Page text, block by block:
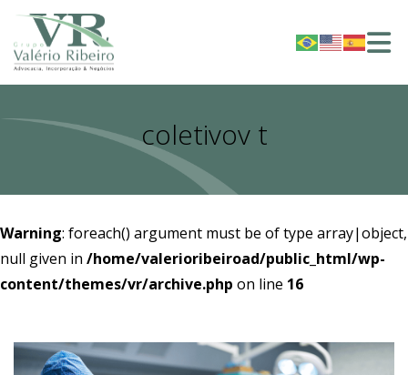
coletivov t
Warning: foreach() argument must be of type array|object,
null given in /home/valerioribeiroad/public_html/wp-
content/themes/vr/archive.php on line 16